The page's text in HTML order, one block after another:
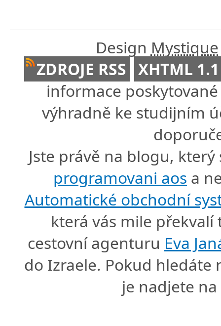
Design Mystique
ZDROJE RSS XHTML 1.1
informace
výhradně ke studijním
Jste právě na blogu,
programovani aos a
Automatické obchodní
která vás mile
cestovní agenturu Eva
do Izraele. Pokud hledáte
je nadjete